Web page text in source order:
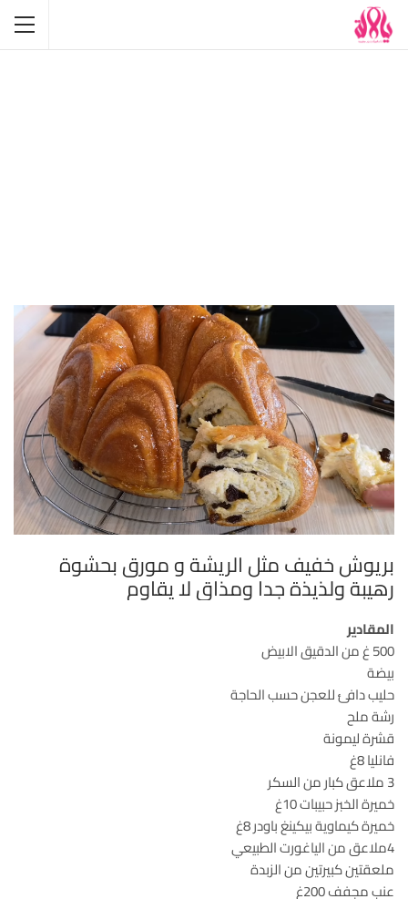
بريوش خفيف مثل الريشة و مورق بحشوة
رهيبة ولذيذة جدا ومذاق لا يقاوم
المقادير
500 غ من الدقيق الابيض
بيضة
حليب دافئ للعجن حسب الحاجة
رشة ملح
قشرة ليمونة
فانليا 8غ
3 ملاعق كبار من السكر
خميرة الخبز حبيبات 10غ
خميرة كيماوية بيكينغ باودر 8غ
4ملاعق من الياغورت الطبيعي
ملعقتين كبيرتين من الزبدة
عنب مجفف 200غ